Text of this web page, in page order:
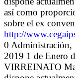
así como
sobre el ex
http://
0 Administración,
2019 1 de Enero
VIRREINATO